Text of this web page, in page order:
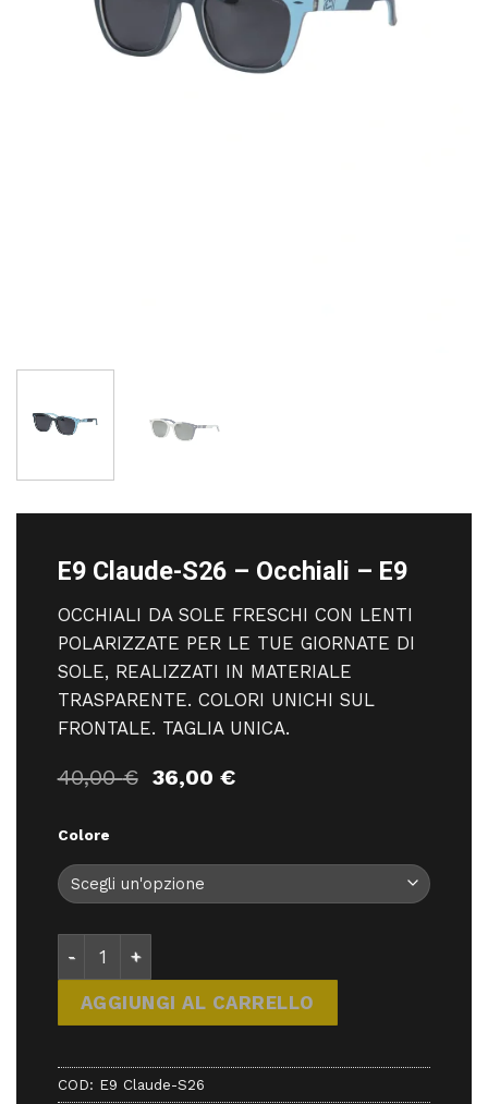
E9 Claude-S26 – Occhiali – E9
OCCHIALI DA SOLE FRESCHI CON LENTI
POLARIZZATE PER LE TUE GIORNATE DI
SOLE, REALIZZATI IN MATERIALE
TRASPARENTE. COLORI UNICHI SUL
FRONTALE. TAGLIA UNICA.
40,00€ Il
40,00 €.
36,00 €Il
36,00 €.
Colore
AGGIUNGI AL CARRELLO
COD: E9 Claude-S26